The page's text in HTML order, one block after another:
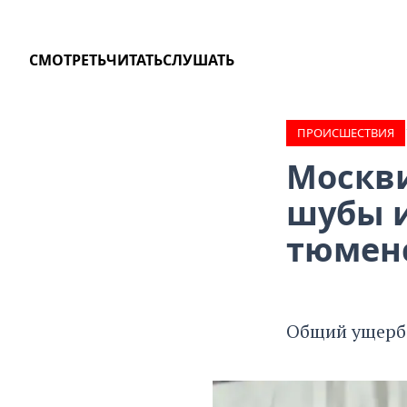
СМОТРЕТЬЧИТАТЬСЛУШАТЬ
ПРОИCШЕСТВИЯ
шубы
Общий ущерб